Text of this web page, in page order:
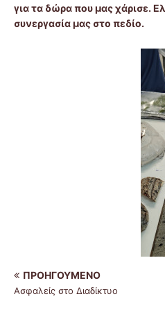
για τα δώρα που μας χάρισε.
συνεργασία μας στο πεδίο.
ΠΡΟΗΓΟΎΜΕΝΟ
Ασφαλείς στο Διαδίκτυο